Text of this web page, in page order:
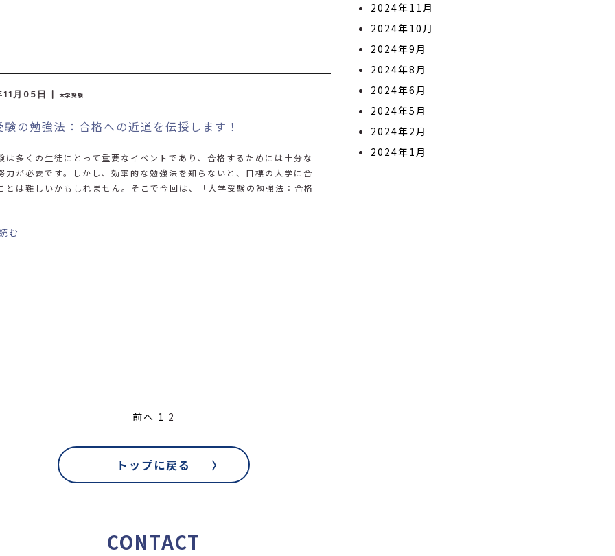
11月05日 | 大学受験
験の勉強法：合格への近道を伝授します！
は多くの生徒にとって重要なイベントであり、合格するためには十分な
力が必要です。しかし、効率的な勉強法を知らないと、目標の大学に合
とは難しいかもしれません。そこで今回は、「大学受験の勉強法：合格
む
2024年11月
2024年10月
2024年9月
2024年8月
2024年6月
2024年5月
2024年2月
2024年1月
前へ 1 2
トップに戻る
CONTACT